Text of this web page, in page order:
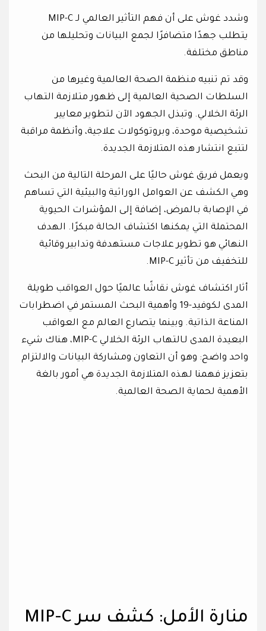
وشدد غوش على أن فهم التأثير العالمي لـ MIP-C
يتطلب جهدًا متضافرًا لجمع البيانات وتحليلها من
مناطق مختلفة.
وقد تم تنبيه منظمة الصحة العالمية وغيرها من
السلطات الصحية العالمية إلى ظهور متلازمة التهاب
الرئة الخلالي. وتبذل الجهود الآن لتطوير معايير
تشخيصية موحدة، وبروتوكولات علاجية، وأنظمة مراقبة
لتتبع انتشار هذه المتلازمة الجديدة.
ويعمل فريق غوش حاليًا على المرحلة التالية من البحث
وهي الكشف عن العوامل الوراثية والبيئية التي تساهم
في الإصابة بـالمرض، إضافة إلى المؤشرات الحيوية
المحتملة التي يمكنها اكتشاف الحالة مبكرًا. الهدف
النهائي هو تطوير علاجات مستهدفة وتدابير وقائية
للتخفيف من تأثير MIP-C.
أثار اكتشاف غوش نقاشًا عالميًا حول العواقب طويلة
المدى لكوفيد-19 وأهمية البحث المستمر في اضطرابات
المناعة الذاتية. وبينما يتصارع العالم مع العواقب
البعيدة المدى لـالتهاب الرئة الخلالي MIP-C، هناك شيء
واحد واضح: وهو أن التعاون ومشاركة البيانات والالتزام
بتعزيز فهمنا لهذه المتلازمة الجديدة هي أمور بالغة
الأهمية لحماية الصحة العالمية.
منارة الأمل: كشف سر MIP-C